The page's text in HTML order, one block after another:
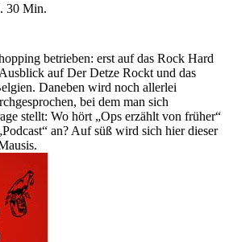
30 Min.
betrieben: erst auf das Rock Hard
auf Der Detze Rockt und das
Daneben wird noch allerlei
bei dem man sich
stellt: Wo hört „Ops erzählt von früher“
an? Auf süß wird sich hier dieser